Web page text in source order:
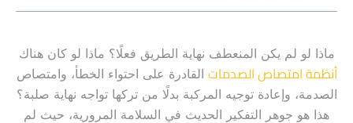
ماذا لو لم يكن المنعطف نهاية الطريق فعلًا؟ ماذا لو كان هناك
أنظمة امتصاص الصدمات القادرة على احتواء الخطأ، وامتصاص
الصدمة، وإعادة توجيه المركبة بدلًا من تركها تواجه نهاية صلبة؟
هذا هو جوهر التفكير الحديث في السلامة المرورية، حيث لم